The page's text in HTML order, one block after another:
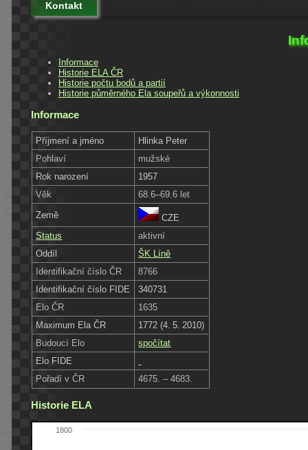
Kontakt
Informace
Historie ELA ČR
Historie počtu bodů a partií
Historie půměrného Ela soupeřů a výkonnosti
Informace
Příjmení a jméno
Hlinka Peter
Pohlaví
mužské
Rok narození
1957
Věk
68.6–69.6 let
Země
CZE
Status
aktivní
Oddíl
ŠK Líně
Identifikační číslo ČR
8766
Identifikační číslo FIDE
340731
Elo ČR
1635
Maximum Ela ČR
1772 (4. 5. 2010)
Budoucí Elo
spočítat
Elo FIDE
Pořadí v ČR
4675. – 4683.
Historie ELA
1800